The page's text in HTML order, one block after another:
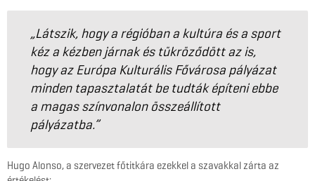
„Látszik, hogy a régióban a kultúra és a sport
kéz a kézben járnak és tükröződött az is,
hogy az Európa Kulturális Fővárosa pályázat
minden tapasztalatát be tudták építeni ebbe
a magas színvonalon összeállított
pályázatba.”
Hugo Alonso, a szervezet főtitkára ezekkel a szavakkal zárta az